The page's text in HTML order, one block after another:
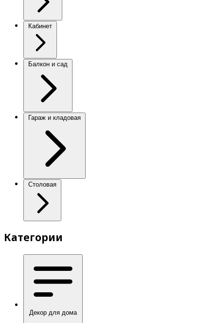
Кабинет
Балкон и сад
Гараж и кладовая
Столовая
Категории
Декор для дома